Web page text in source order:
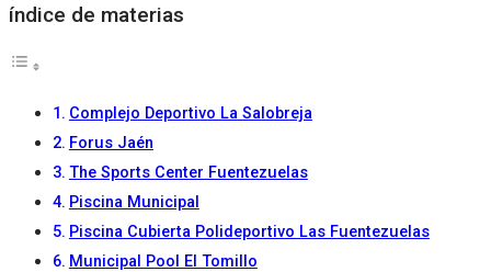
índice de materias
Complejo Deportivo La Salobreja
Forus Jaén
The Sports Center Fuentezuelas
Piscina Municipal
Piscina Cubierta Polideportivo Las Fuentezuelas
Municipal Pool El Tomillo